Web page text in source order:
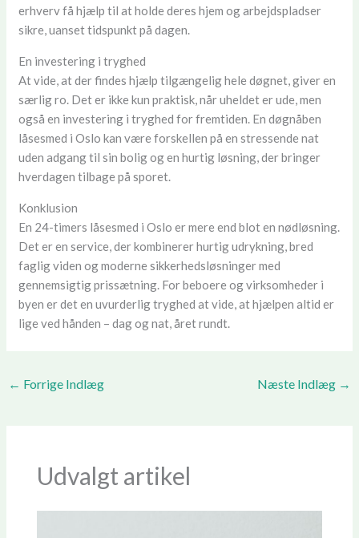
erhverv få hjælp til at holde deres hjem og arbejdspladser
sikre, uanset tidspunkt på dagen.
En investering i tryghed
At vide, at der findes hjælp tilgængelig hele døgnet, giver en
særlig ro. Det er ikke kun praktisk, når uheldet er ude, men
også en investering i tryghed for fremtiden. En døgnåben
låsesmed i Oslo kan være forskellen på en stressende nat
uden adgang til sin bolig og en hurtig løsning, der bringer
hverdagen tilbage på sporet.
Konklusion
En 24-timers låsesmed i Oslo er mere end blot en nødløsning.
Det er en service, der kombinerer hurtig udrykning, bred
faglig viden og moderne sikkerhedsløsninger med
gennemsigtig prissætning. For beboere og virksomheder i
byen er det en uvurderlig tryghed at vide, at hjælpen altid er
lige ved hånden – dag og nat, året rundt.
← Forrige Indlæg Næste Indlæg →
Udvalgt artikel